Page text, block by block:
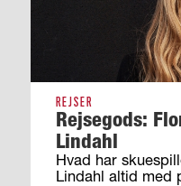
REJSER
Rejsegods:
Lindahl
Hvad har
Lindahl altid med